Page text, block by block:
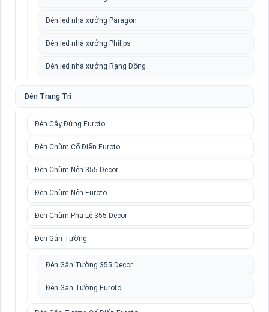
Đèn led nhà xưởng Paragon
Đèn led nhà xưởng Philips
Đèn led nhà xưởng Rạng Đông
Đèn Trang Trí
Đèn Cây Đứng Euroto
Đèn Chùm Cổ Điển Euroto
Đèn Chùm Nến 355 Decor
Đèn Chùm Nến Euroto
Đèn Chùm Pha Lê 355 Decor
Đèn Gắn Tường
Đèn Gắn Tường 355 Decor
Đèn Gắn Tường Euroto